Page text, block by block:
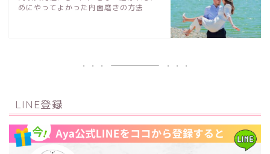
めにやってよかった内面磨きの方法
LINE登録